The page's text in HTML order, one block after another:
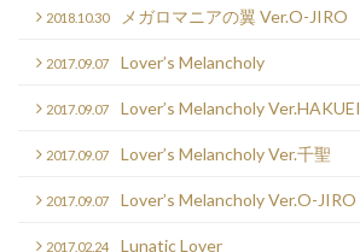
2018.10.30 メガロマニアの翼 Ver.O-JIRO
2017.09.07 Lover’s Melancholy
2017.09.07 Lover’s Melancholy Ver.HAKUEI
2017.09.07 Lover’s Melancholy Ver.千聖
2017.09.07 Lover’s Melancholy Ver.O-JIRO
2017.02.24 Lunatic Lover